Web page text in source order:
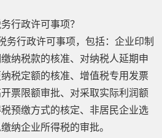
行政许可事项？
务行政许可事项，包括：企业印制
纳税款的核准、对纳税人延期申
税定额的核准、增值税专用发票
票限额审批、对采取实际利润额
预缴方式的核定、非居民企业选
纳企业所得税的审批。